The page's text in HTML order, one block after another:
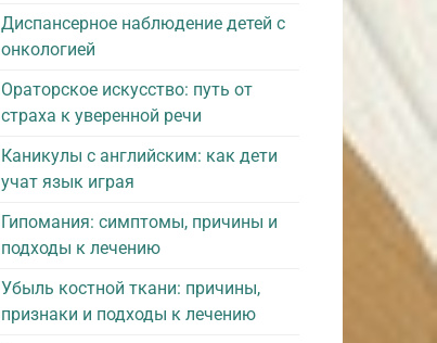
Диспансерное наблюдение детей с
онкологией
Ораторское искусство: путь от
страха к уверенной речи
Каникулы с английским: как дети
учат язык играя
Гипомания: симптомы, причины и
подходы к лечению
Убыль костной ткани: причины,
признаки и подходы к лечению